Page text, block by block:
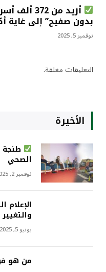
أزيد من
بدون صفيح” إلى غاية
نوفمبر 5, 2025
التعليقات مغلقة.
الأخيرة
طنجة
الصحي
نوفمبر 2, 2025
الإعلام
يونيو 5, 2025
من هو